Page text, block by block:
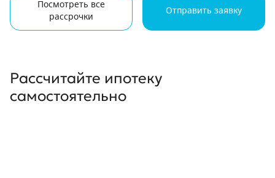
Посмотреть все
рассрочки
Отправить заявку
Рассчитайте ипотеку
самостоятельно